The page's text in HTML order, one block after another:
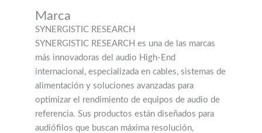
Marca
SYNERGISTIC RESEARCH
SYNERGISTIC RESEARCH es una de las marcas
más innovadoras del audio High-End
internacional, especializada en cables, sistemas de
alimentación y soluciones avanzadas para
optimizar el rendimiento de equipos de audio de
referencia. Sus productos están diseñados para
audiófilos que buscan máxima resolución,